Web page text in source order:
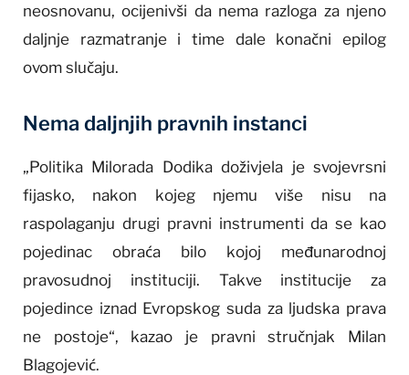
neosnovanu, ocijenivši da nema razloga za njeno
daljnje razmatranje i time dale konačni epilog
ovom slučaju.
Nema daljnjih pravnih instanci
„Politika Milorada Dodika doživjela je svojevrsni
fijasko, nakon kojeg njemu više nisu na
raspolaganju drugi pravni instrumenti da se kao
pojedinac obraća bilo kojoj međunarodnoj
pravosudnoj instituciji. Takve institucije za
pojedince iznad Evropskog suda za ljudska prava
ne postoje“, kazao je pravni stručnjak Milan
Blagojević.